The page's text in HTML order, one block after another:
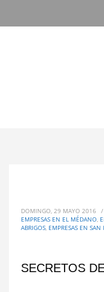
DOMINGO, 29 MAYO 2016 /
EMPRESAS EN EL MÉDANO,
ABRIGOS, EMPRESAS EN SAN
SECRETOS